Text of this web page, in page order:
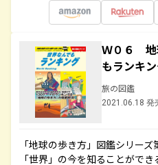
Ｗ０６ 地
もランキ
旅の図鑑
2021.06.18 発
「地球の歩き方」図鑑シリー
「世界」の今を知ることができ